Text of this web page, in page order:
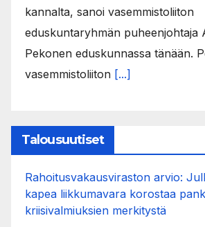
kannalta, sanoi vasemmistoliiton
eduskuntaryhmän puheenjohtaja
Pekonen eduskunnassa tänään.
vasemmistoliiton [...]
Talousuutiset
Rahoitusvakausviraston arvio:
kapea liikkumavara korostaa
kriisivalmiuksien merkitystä